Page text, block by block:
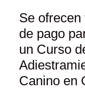
Se
de pago
un Curso
Canino en